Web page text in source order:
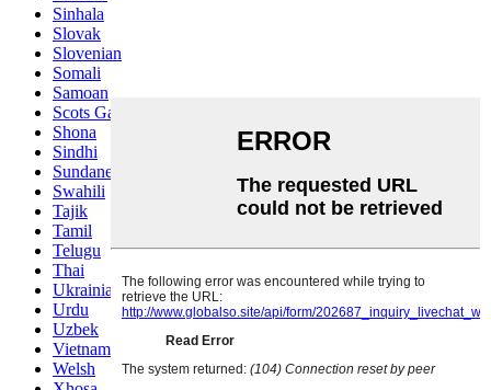
Sinhala
Slovak
Slovenian
Somali
Samoan
Scots Gaelic
Shona
Sindhi
Sundanese
Swahili
Tajik
Tamil
Telugu
Thai
Ukrainian
Urdu
Uzbek
Vietnamese
Welsh